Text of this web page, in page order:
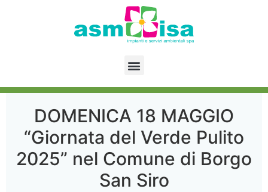
DOMENICA 18 MAGGIO
“Giornata del Verde Pulito
2025” nel Comune di Borgo
San Siro